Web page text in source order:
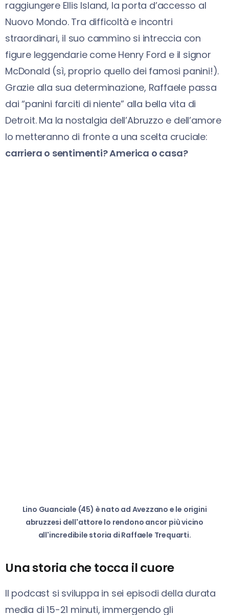
raggiungere Ellis Island, la porta d’accesso al
Nuovo Mondo. Tra difficoltà e incontri
straordinari, il suo cammino si intreccia con
figure leggendarie come Henry Ford e il signor
McDonald (sì, proprio quello dei famosi panini!).
Grazie alla sua determinazione, Raffaele passa
dai “panini farciti di niente” alla bella vita di
Detroit. Ma la nostalgia dell’Abruzzo e dell’amore
lo metteranno di fronte a una scelta cruciale:
carriera o sentimenti? America o casa?
Lino Guanciale (45) è nato ad Avezzano e le origini
abruzzesi dell'attore lo rendono ancor più vicino
all'incredibile storia di Raffaele Trequarti.
Una storia che tocca il cuore
Il podcast si sviluppa in sei episodi della durata
media di 15-21 minuti, immergendo gli